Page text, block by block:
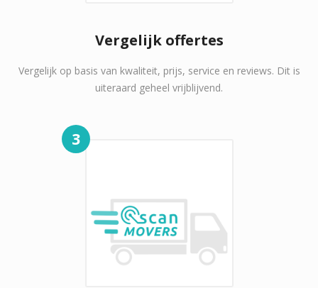
Vergelijk offertes
Vergelijk op basis van kwaliteit, prijs, service en reviews. Dit is
uiteraard geheel vrijblijvend.
3